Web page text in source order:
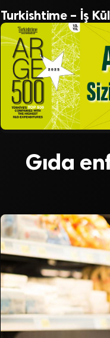
Turkishtime – İş
Gıda